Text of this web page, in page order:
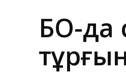
БҚО-